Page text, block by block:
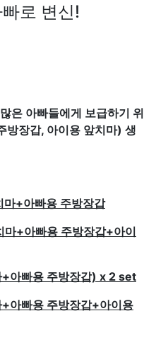
로 변신!
은 아빠들에게 보급하기 위
방장갑, 아이용 앞치마) 생
+아빠용 주방장갑
+아빠용 주방장갑+아이
아빠용 주방장갑) x 2 set
아빠용 주방장갑+아이용